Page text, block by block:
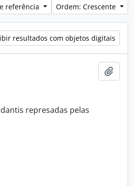
referência Ordem: Crescente
resultados com objetos digitais
represadas pelas